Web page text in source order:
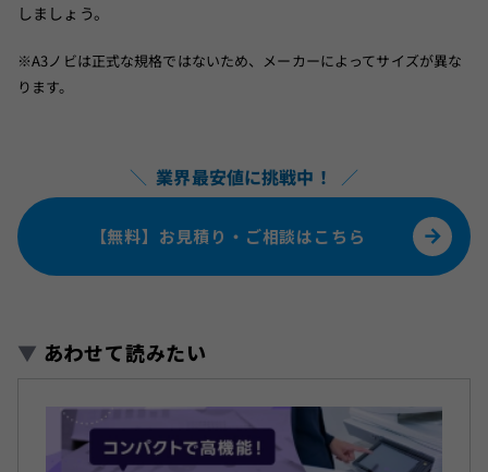
しましょう。
※A3ノビは正式な規格ではないため、メーカーによってサイズが異な
ります。
＼ 業界最安値に挑戦中！ ／
【無料】お見積り・ご相談はこちら
▼ あわせて読みたい